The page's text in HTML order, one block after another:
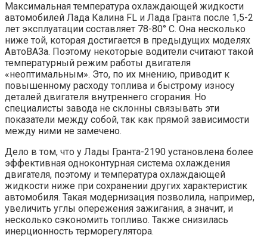
Максимальная температура охлаждающей жидкости
автомобилей Лада Калина FL и Лада Гранта после 1,5-2
лет эксплуатации составляет 78-80° C. Она несколько
ниже той, которая достигается в предыдущих моделях
АвтоВАЗа. Поэтому некоторые водители считают такой
температурный режим работы двигателя
«неоптимальным». Это, по их мнению, приводит к
повышенному расходу топлива и быстрому износу
деталей двигателя внутреннего сгорания. Но
специалисты завода не склонны связывать эти
показатели между собой, так как прямой зависимости
между ними не замечено.
Дело в том, что у Лады Гранта-2190 установлена более
эффективная одноконтурная система охлаждения
двигателя, поэтому и температура охлаждающей
жидкости ниже при сохранении других характеристик
автомобиля. Такая модернизация позволила, например,
увеличить углы опережения зажигания, а значит, и
несколько сэкономить топливо. Также снизилась
инерционность терморегулятора.